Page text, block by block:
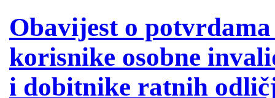
Obavijest o
korisnike osobne
i dobitnike ratnih